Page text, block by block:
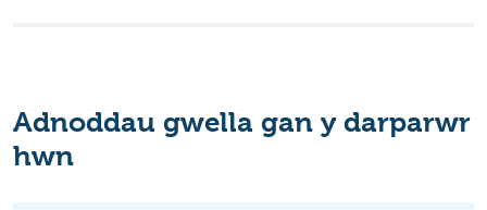
Adnoddau gwella gan y darparwr
hwn